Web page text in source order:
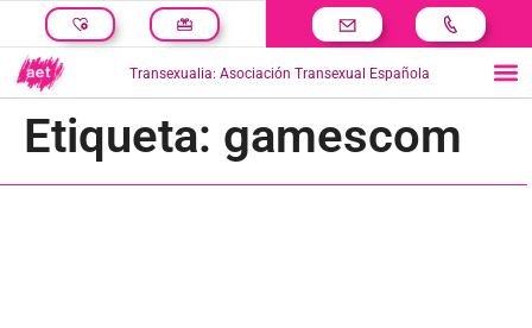
Transexualia: Asociación Transexual Española
Etiqueta: gamescom